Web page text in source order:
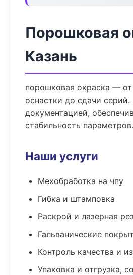
Порошковая
Казань
порошковая окраска — от
оснастки до сдачи
документацией,
стабильность параметров.
Наши услуги
Мехобработка на чпу
Гибка и штамповка
Раскрой и лазерная
Гальванические
Контроль качества и
Упаковка и отгрузка,